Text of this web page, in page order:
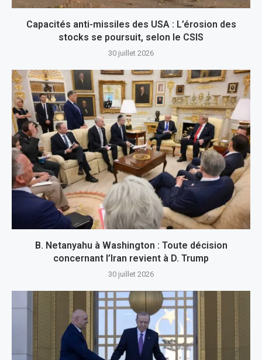
Capacités anti-missiles des USA : L’érosion des
stocks se poursuit, selon le CSIS
30 juillet 2026
B. Netanyahu à Washington : Toute décision
concernant l’Iran revient à D. Trump
30 juillet 2026